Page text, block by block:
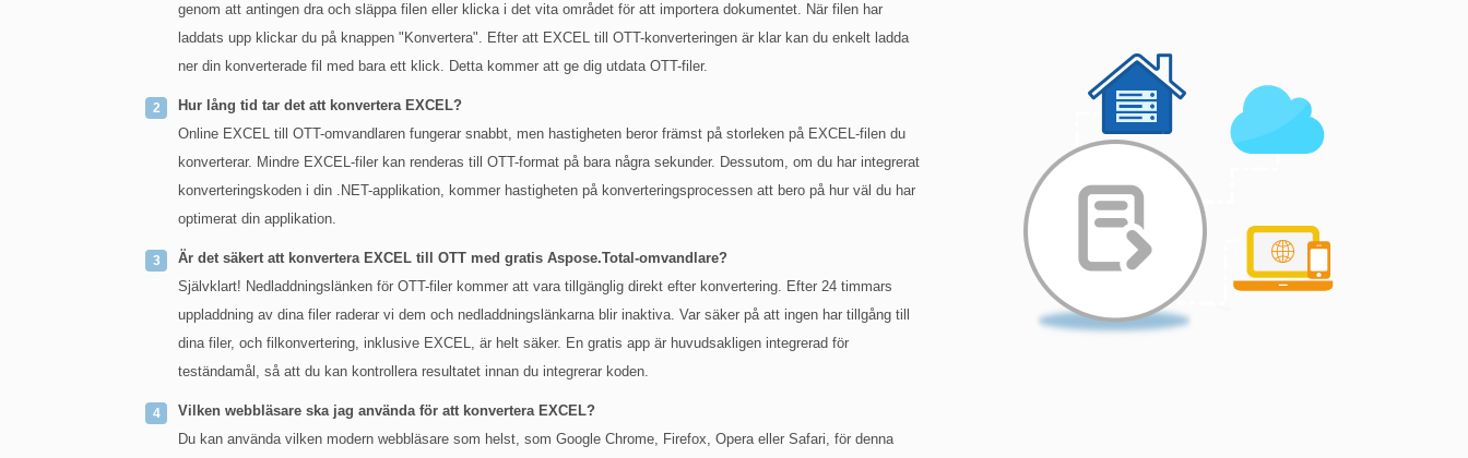
genom att antingen dra och släppa filen eller klicka i det vita området för att importera dokumentet. När filen har
laddats upp klickar du på knappen "Konvertera". Efter att EXCEL till OTT-konverteringen är klar kan du enkelt ladda
ner din konverterade fil med bara ett klick. Detta kommer att ge dig utdata OTT-filer.
Hur lång tid tar det att konvertera EXCEL?
Online EXCEL till OTT-omvandlaren fungerar snabbt, men hastigheten beror främst på storleken på EXCEL-filen du
konverterar. Mindre EXCEL-filer kan renderas till OTT-format på bara några sekunder. Dessutom, om du har integrerat
konverteringskoden i din .NET-applikation, kommer hastigheten på konverteringsprocessen att bero på hur väl du har
optimerat din applikation.
Är det säkert att konvertera EXCEL till OTT med gratis Aspose.Total-omvandlare?
Självklart! Nedladdningslänken för OTT-filer kommer att vara tillgänglig direkt efter konvertering. Efter 24 timmars
uppladdning av dina filer raderar vi dem och nedladdningslänkarna blir inaktiva. Var säker på att ingen har tillgång till
dina filer, och filkonvertering, inklusive EXCEL, är helt säker. En gratis app är huvudsakligen integrerad för
teständamål, så att du kan kontrollera resultatet innan du integrerar koden.
Vilken webbläsare ska jag använda för att konvertera EXCEL?
Du kan använda vilken modern webbläsare som helst, som Google Chrome, Firefox, Opera eller Safari, för denna